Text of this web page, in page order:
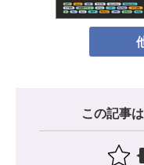
この記事